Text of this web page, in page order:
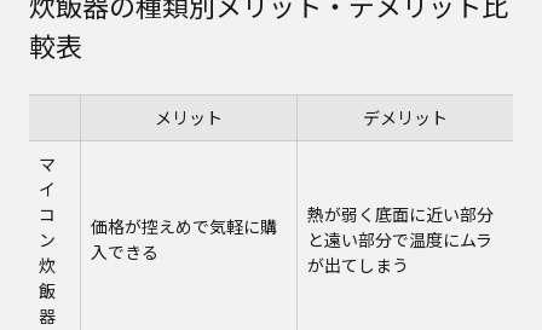
較表
メリット
デメリット
マ
イ
コ
ン
炊
飯
器
価格が控えめで気軽に購
入できる
熱が弱く底面に近い部分
と遠い部分で温度にムラ
が出てしまう